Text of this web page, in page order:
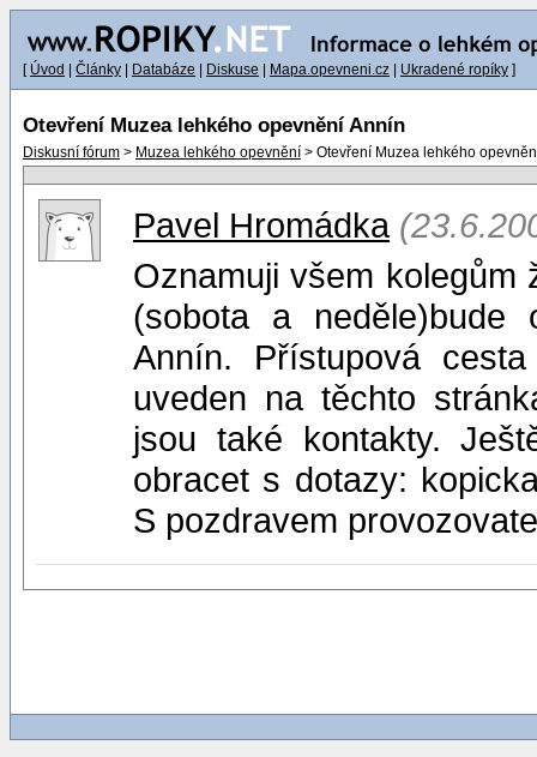
[ Úvod Články Databáze Diskuse Mapa.opevneni.cz Ukradené ropíky ]
Otevření Muzea lehkého opevnění Annín
Diskusní fórum > Muzea lehkého opevnění > Otevření Muzea lehkého
Pavel Hromádka
Oznamuji všem
(sobota a neděle)bude
Annín. Přístupová
uveden na těchto
jsou také kontakty.
obracet s dotazy:
S pozdravem